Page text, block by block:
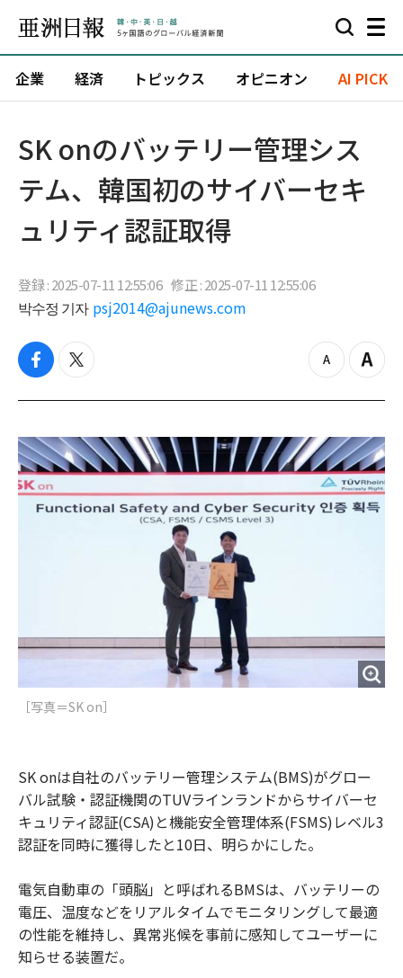
企業 経済 トピックス オピニオン AI PICK
SK onのバッテリー管理シス
テム、韓国初のサイバーセキ
ュリティ認証取得
登録 : 2025-07-11 12:55:06 修正 : 2025-07-11 12:55:06
박수정 기자 psj2014@ajunews.com
f
c
b
o
o
k
t
i
t
e
r
z
o
o
u
t
Z
o
i
n
［写真＝SK on］
SK onは自社のバッテリー管理システム(BMS)がグロー
バル試験・認証機関のTUVラインランドからサイバーセ
キュリティ認証(CSA)と機能安全管理体系(FSMS)レベル3
認証を同時に獲得したと10日、明らかにした。
電気自動車の「頭脳」と呼ばれるBMSは、バッテリーの
電圧、温度などをリアルタイムでモニタリングして最適
の性能を維持し、異常兆候を事前に感知してユーザーに
知らせる装置だ。